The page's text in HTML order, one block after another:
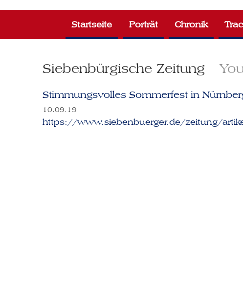
Siebenbürgische Zeitung
Startseite Porträt Chronik
Stimmungsvolles Sommerfest in
10.09.19
https://www.siebenbuerger.de/zeitung/